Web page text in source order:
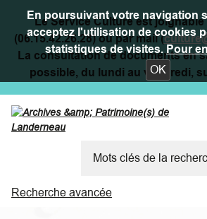
En poursuivant votre navigation
acceptez l'utilisation de cookies
statistiques de visites.Pour
OK
Le Service Culture est
(06.15.42.26.28) ou par mail (
La consultation de documents en
possible, du lundi au vendredi,
Recherche avancée